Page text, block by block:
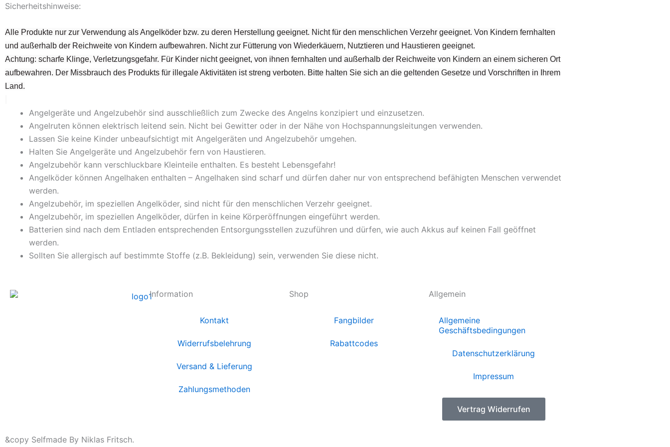
Sicherheitshinweise:
Alle Produkte nur zur Verwendung als Angelköder bzw. zu deren Herstellung geeignet. Nicht für den menschlichen Verzehr geeignet. Von Kindern fernhalten
und außerhalb der Reichweite von Kindern aufbewahren. Nicht zur Fütterung von Wiederkäuern, Nutztieren und Haustieren geeignet.
Achtung: scharfe Klinge, Verletzungsgefahr. Für Kinder nicht geeignet, von ihnen fernhalten und außerhalb der Reichweite von Kindern an einem sicheren Ort
aufbewahren. Der Missbrauch des Produkts für illegale Aktivitäten ist streng verboten. Bitte halten Sie sich an die geltenden Gesetze und Vorschriften in Ihrem
Land.
Angelgeräte und Angelzubehör sind ausschließlich zum Zwecke des Angelns konzipiert und einzusetzen.
Angelruten können elektrisch leitend sein. Nicht bei Gewitter oder in der Nähe von Hochspannungsleitungen verwenden.
Lassen Sie keine Kinder unbeaufsichtigt mit Angelgeräten und Angelzubehör umgehen.
Halten Sie Angelgeräte und Angelzubehör fern von Haustieren.
Angelzubehör kann verschluckbare Kleinteile enthalten. Es besteht Lebensgefahr!
Angelköder können Angelhaken enthalten – Angelhaken sind scharf und dürfen daher nur von entsprechend befähigten Menschen verwendet
werden.
Angelzubehör, im speziellen Angelköder, sind nicht für den menschlichen Verzehr geeignet.
Angelzubehör, im speziellen Angelköder, dürfen in keine Körperöffnungen eingeführt werden.
Batterien sind nach dem Entladen entsprechenden Entsorgungsstellen zuzuführen und dürfen, wie auch Akkus auf keinen Fall geöffnet
werden.
Sollten Sie allergisch auf bestimmte Stoffe (z.B. Bekleidung) sein, verwenden Sie diese nicht.
Information
Kontakt
Widerrufsbelehrung
Versand & Lieferung
Zahlungsmethoden
Shop
Fangbilder
Rabattcodes
Allgemein
Allgemeine
Geschäftsbedingungen
Datenschutzerklärung
Impressum
Vertrag Widerrufen
&copy Selfmade By Niklas Fritsch.